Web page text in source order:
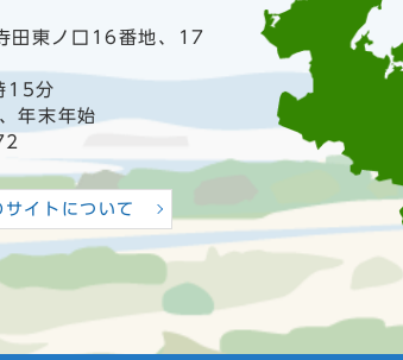
田東ノ口16番地、17
15分
年末年始
サイトについて